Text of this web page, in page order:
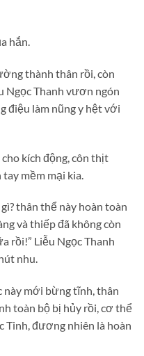
hắn.
thành thân rồi, còn
Ngọc Thanh vươn ngón
điệu làm nũng y hệt với
cho kích động, côn thịt
mềm mại kia.
thân thể này hoàn toàn
và thiếp đã không còn
rồi!” Liễu Ngọc Thanh
nhu.
này mới bừng tĩnh, thân
toàn bộ bị hủy rồi, cơ thể
Tinh, đương nhiên là hoàn